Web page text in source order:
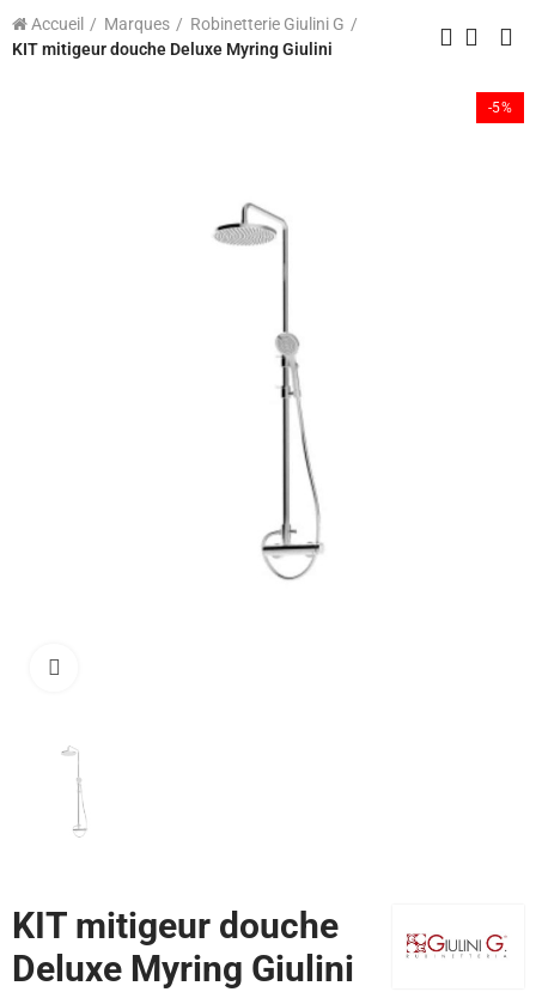
Accueil Marques
Robinetterie Giulini G
KIT mitigeur douche Deluxe Myring Giulini
-5%
KIT mitigeur douche
Deluxe Myring Giulini